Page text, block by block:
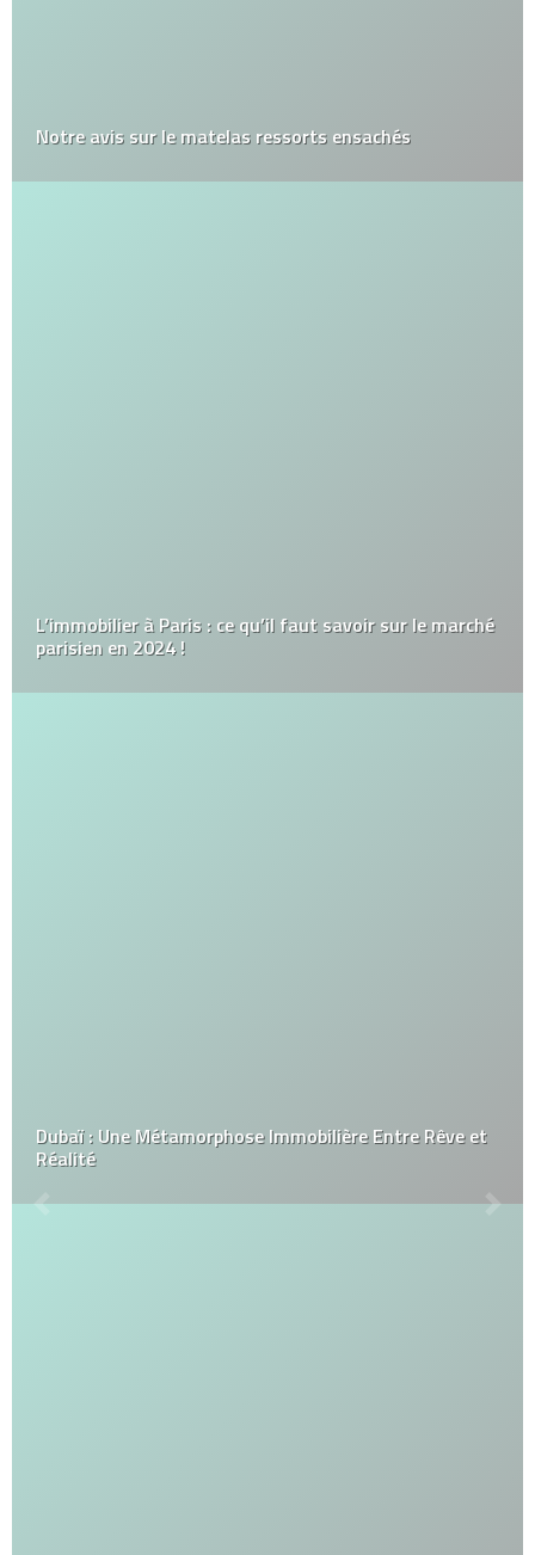
Notre avis sur le matelas ressorts ensachés
L’immobilier à Paris : ce qu’il faut savoir sur le marché
parisien en 2024 !
Dubaï : Une Métamorphose Immobilière Entre Rêve et
Réalité